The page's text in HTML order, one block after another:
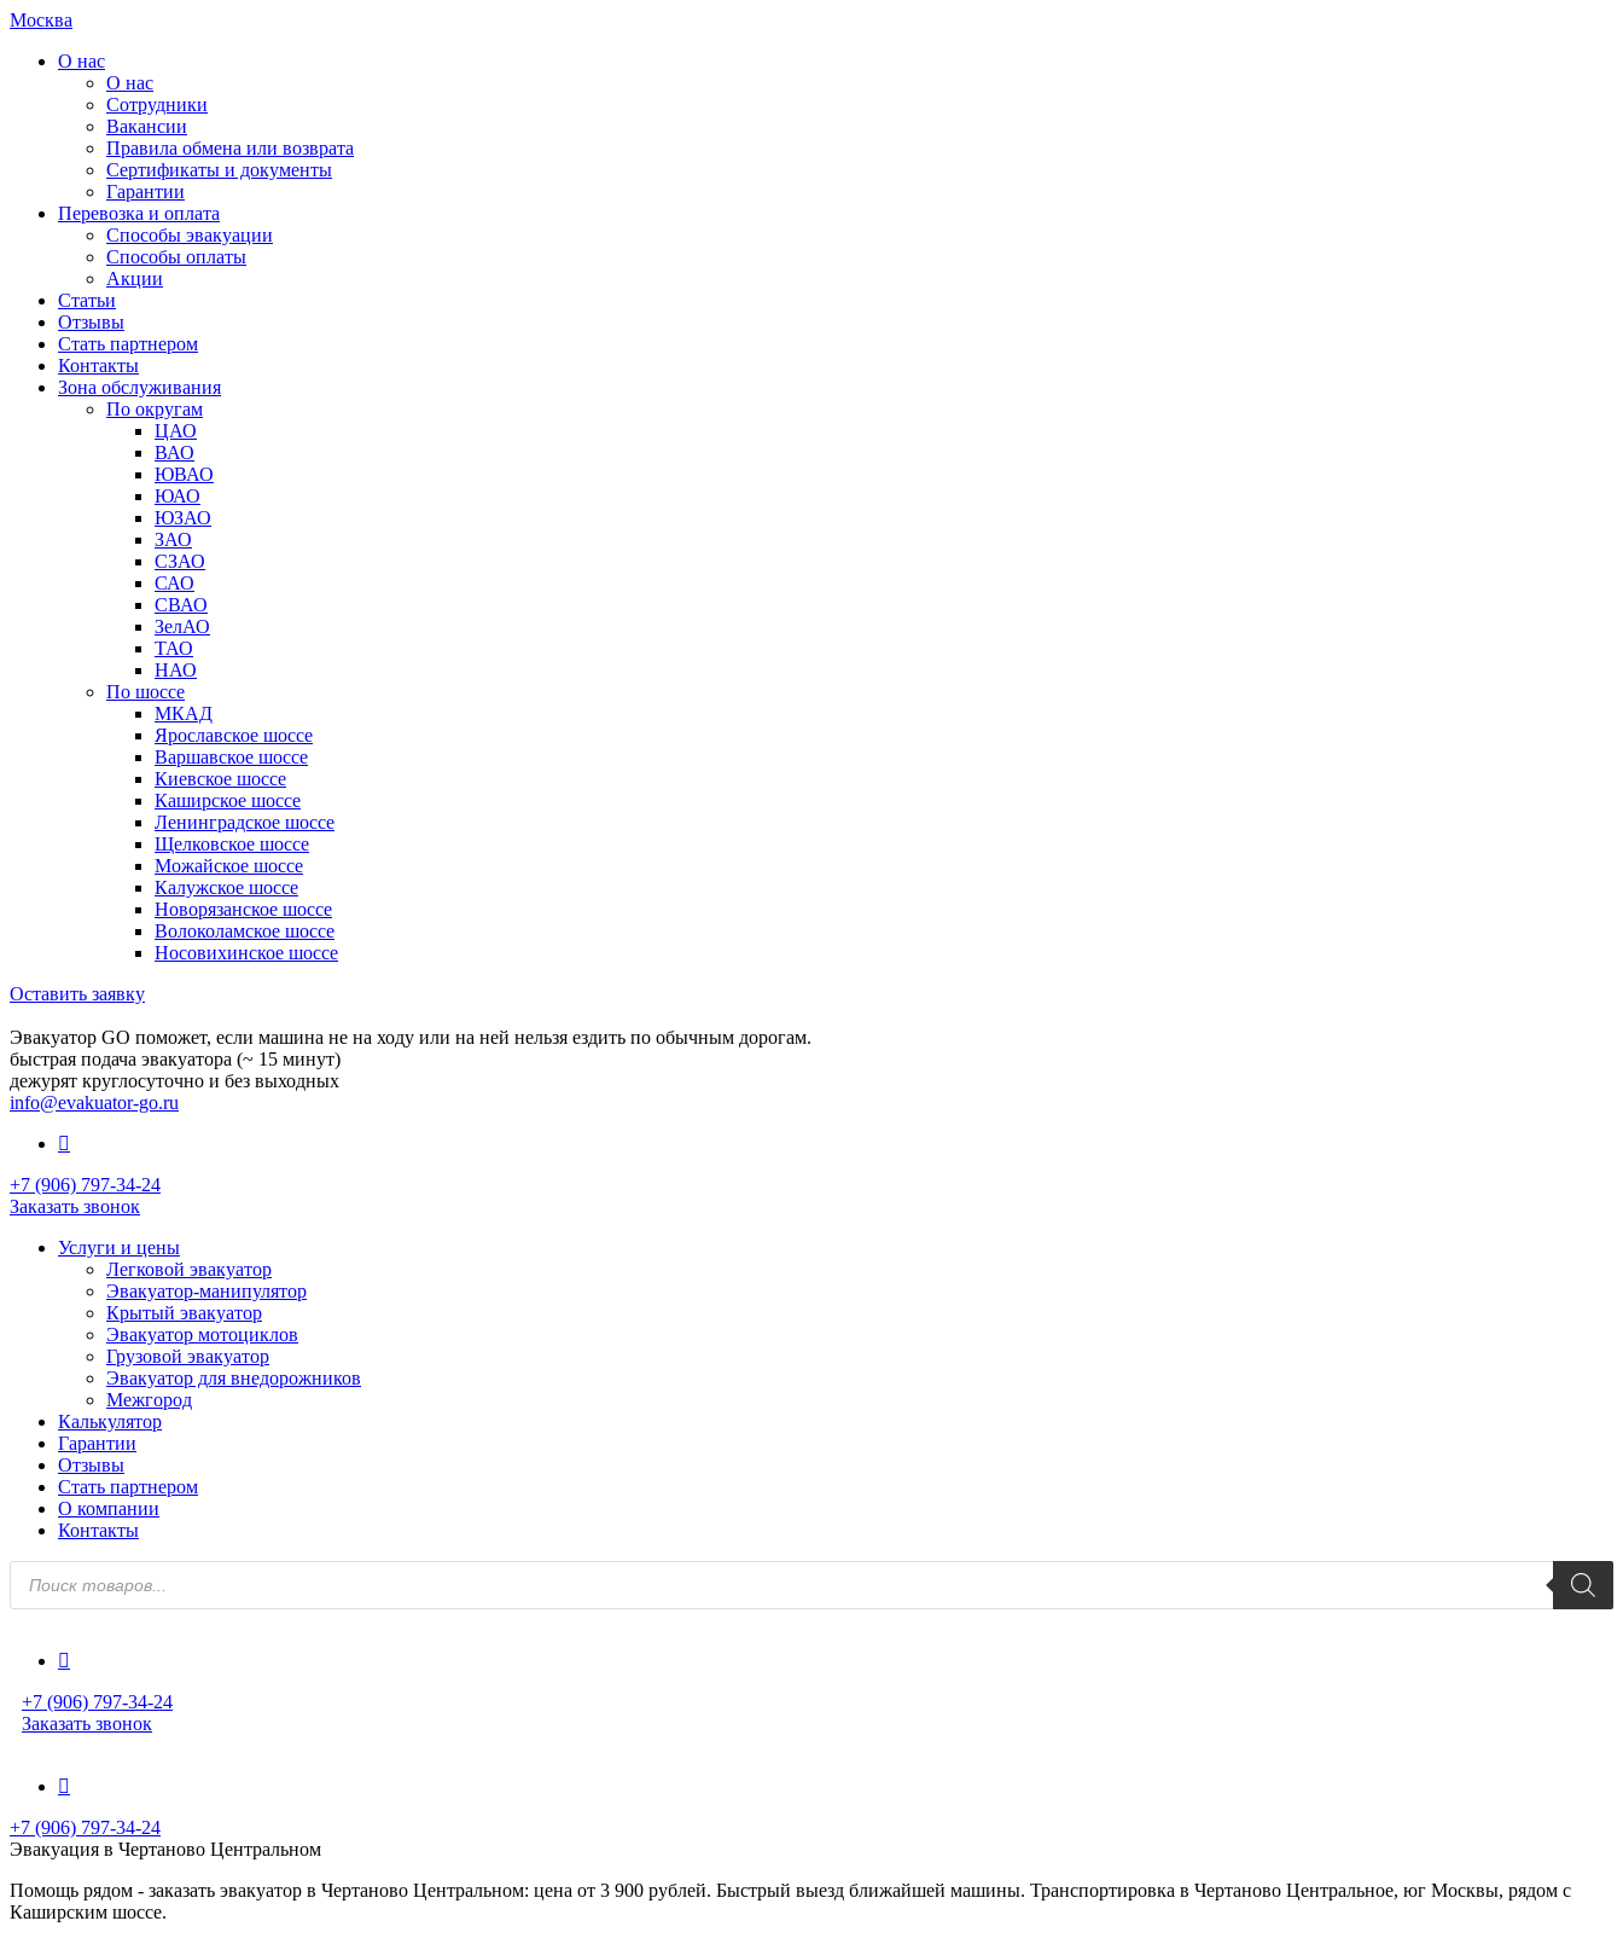
Москва
О нас
О нас
Сотрудники
Вакансии
Правила обмена или возврата
Сертификаты и документы
Гарантии
Перевозка и оплата
Способы эвакуации
Способы оплаты
Акции
Статьи
Отзывы
Стать партнером
Контакты
Зона обслуживания
По округам
ЦАО
ВАО
ЮВАО
ЮАО
ЮЗАО
ЗАО
СЗАО
САО
СВАО
ЗелАО
ТАО
НАО
По шоссе
МКАД
Ярославское шоссе
Варшавское шоссе
Киевское шоссе
Каширское шоссе
Ленинградское шоссе
Щелковское шоссе
Можайское шоссе
Калужское шоссе
Новорязанское шоссе
Волоколамское шоссе
Носовихинское шоссе
Оставить заявку
Эвакуатор GO поможет, если машина не на ходу или на ней нельзя ездить по обычным дорогам.
быстрая подача эвакуатора (~ 15 минут)
дежурят круглосуточно и без выходных
info@evakuator-go.ru
+7 (906) 797-34-24
Заказать звонок
Услуги и цены
Легковой эвакуатор
Эвакуатор-манипулятор
Крытый эвакуатор
Эвакуатор мотоциклов
Грузовой эвакуатор
Эвакуатор для внедорожников
Межгород
Калькулятор
Гарантии
Отзывы
Стать партнером
О компании
Контакты
Поиск
товаров
+7 (906) 797-34-24
Заказать звонок
+7 (906) 797-34-24
Эвакуация в Чертаново Центральном
Помощь рядом - заказать эвакуатор в Чертаново Центральном: цена от 3 900 рублей. Быстрый выезд ближайшей машины. Транспортировка в Чертаново Центральное, юг Москвы, рядом с
Каширским шоссе.